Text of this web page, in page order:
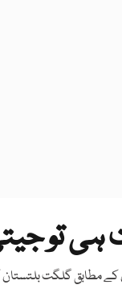
تو
مطابق گلگت بلتستان